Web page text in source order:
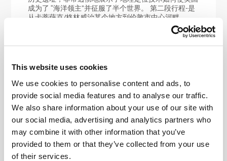
This website uses cookies
We use cookies to personalise content and ads, to
provide social media features and to analyse our traffic.
We also share information about your use of our site with
our social media, advertising and analytics partners who
may combine it with other information that you’ve
provided to them or that they’ve collected from your use
of their services.
成为了 “海洋领主”并征服了半个世界。 第二段行程-是
从卡蒂萨克/格林威治某个地方到伦敦市中心河畔。
（这段我也讲述过了，就在那里）这也是一条非常愉快
和让人长见识路线，走起来轻松而愉快（天好时）。突
然，一座彼得大帝的纪念碑出现在眼前！ 又突然，眼
从这里开始就进入城市了: 你可以在城市任意一处结束
这段行程，我们如下面地图所示大约行走了12公里：
第三段-从城市中心的泰晤士河到普特尼码头。行程不
多，只有12公里。但这一段我们不得不用了两天才走完
（这里有详细叙述）。第一天，由于我们没有做好充分
的准备，被大雨浇了一天……第二部分没能正常地通
过，因为潮水淹没了堤岸的一部分。但景色非常棒：
那段路上有我不久前详细讲过的主要建筑巴特西电站。
这是其它一些建筑物： 被涨潮的水侵入…… 我们走过的
行程如下图： 顺便说一句，从帕特尼码头可以乘坐一
艘豪华的船回到伦敦市中心。 第四部分可以大胆地称